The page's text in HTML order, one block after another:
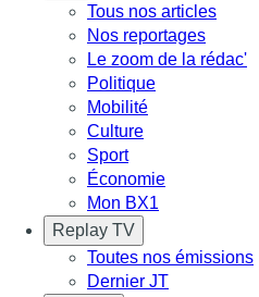
Tous nos articles
Nos reportages
Le zoom de la rédac'
Politique
Mobilité
Culture
Sport
Économie
Mon BX1
Replay TV
Toutes nos émissions
Dernier JT